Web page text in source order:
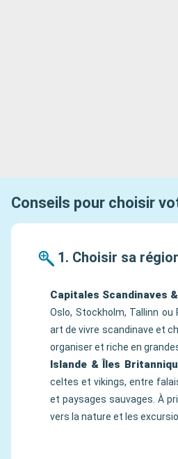
Conseils pour choisir
1. Choisir sa
Capitales Scandinaves
Oslo, Stockholm, Tallinn
art de vivre scandinave et
organiser et riche en
Islande & Îles
celtes et vikings, entre
et paysages sauvages. À
vers la nature et les